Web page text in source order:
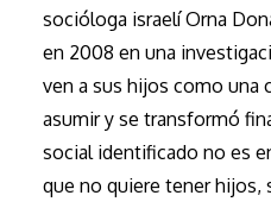
socióloga israelí Orna
en 2008 en una
ven a sus hijos como una
asumir y se transformó
social identificado no es
que no quiere tener hijos,